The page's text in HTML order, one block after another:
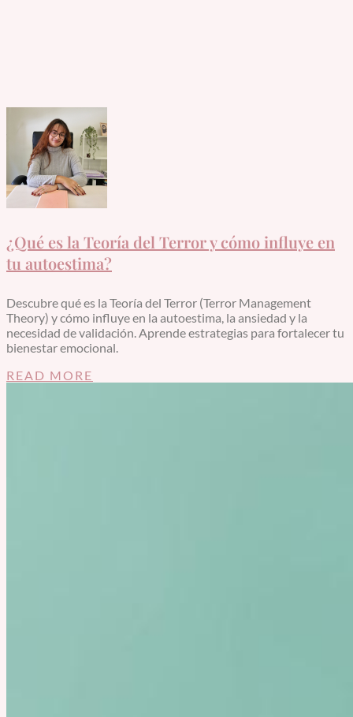
¿Qué es la Teoría del Terror y cómo influye en
tu autoestima?
Descubre qué es la Teoría del Terror (Terror Management
Theory) y cómo influye en la autoestima, la ansiedad y la
necesidad de validación. Aprende estrategias para fortalecer tu
bienestar emocional.
READ MORE